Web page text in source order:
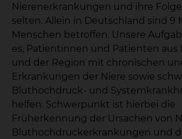
Nierenerkrankungen und ihre
selten. Allein in Deutschland sind 9
Menschen betroffen. Unsere
es, Patientinnen und Patienten aus
und der Region mit chronischen
Erkrankungen der Niere sowie
Bluthochdruck- und
helfen. Schwerpunkt ist hierbei die
Früherkennung der Ursachen von
Bluthochdruckerkrankungen und